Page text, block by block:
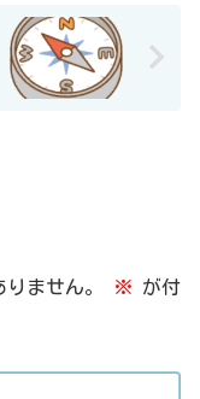
ません。 ※ が付